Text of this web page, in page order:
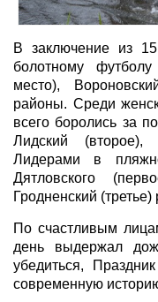
В заключение из
болотному
место),
районы. Среди
всего боролись за
Лидский (второе),
Лидерами в
Дятловского
Гродненский
По счастливым
день выдержал
убедиться,
современную